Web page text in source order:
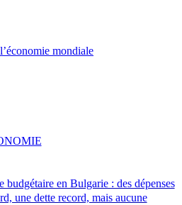
mondiale
budgétaire en Bulgarie : des dépenses
une dette record, mais aucune